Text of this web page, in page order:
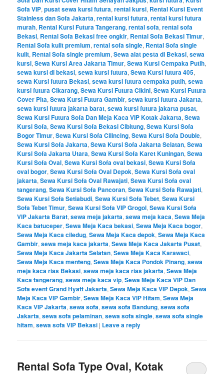
Sofa VIP,pusat sewa kursi futura,rental kursi, Rental Kursi Event
Stainless dan Sofa Jakarta,rental kursi futura,rental kursi futura
murah, Rental Kursi Futura Tangerang,rental sofa,rental sofa
Bekasi, Rental Sofa Bekasi free ongkir, Rental Sofa Bekasi Timur,
Rental Sofa kulit premium,rental sofa single, Rental Sofa single
kulit, Rental Sofa single premium,Sewa alat pesta di Bekasi,sewa
kursi,Sewa Kursi Area Jakarta Timur,Sewa Kursi Cempaka Putih,
sewa kursi di bekasi,sewa kursi futura,Sewa Kursi futura 405,
sewa Kursi futura Bekasi,sewa kursi futura cempaka putih,sewa
kursi futura Cikarang,Sewa Kursi Futura Cikini,Sewa Kursi Futura
Cover Pita,Sewa Kursi Futura Gambir,sewa kursi futura Jakarta,
sewa kursi futura jakarta barat,sewa kursi futura jakarta pusat,
Sewa Kursi Futura Sofa Dan Meja Kaca VIP Kotak Jakarta,Sewa
Kursi Sofa,Sewa Kursi Sofa Bekasi Cibitung,Sewa Kursi Sofa
Bogor Timur,Sewa Kursi Sofa Cilincing,Sewa Kursi Sofa Double,
Sewa Kursi Sofa Jakarta,Sewa Kursi Sofa Jakarta Selatan,Sewa
Kursi Sofa Jakarta Utara,Sewa Kursi Sofa Karet Kuningan,Sewa
Kursi Sofa Oval,Sewa Kursi Sofa oval bekasi,Sewa Kursi Sofa
oval bogor,Sewa Kursi Sofa Oval Depok,Sewa Kursi Sofa oval
jakarta,Sewa Kursi Sofa Oval Rawajati,Sewa Kursi Sofa oval
tangerang,Sewa Kursi Sofa Pancoran,Sewa Kursi Sofa Rawajati,
Sewa Kursi Sofa Setiabudi,Sewa Kursi Sofa Tebet,Sewa Kursi
Sofa Tebet Timur,Sewa Kursi Sofa VIP Grogol,Sewa Kursi Sofa
VIP Jakarta Barat,sewa meja jakarta,sewa meja kaca,Sewa Meja
Kaca batuceper,Sewa Meja Kaca bekasi,Sewa Meja Kaca bogor,
Sewa Meja Kaca ciledug,Sewa Meja Kaca depok,Sewa Meja Kaca
Gambir,sewa meja kaca jakarta,Sewa Meja Kaca Jakarta Pusat,
Sewa Meja Kaca Jakarta Selatan,Sewa Meja Kaca Karawaci,
Sewa Meja Kaca menteng,Sewa Meja Kaca Pondok Pinang,sewa
meja kaca rias Bekasi,sewa meja kaca rias jakarta,Sewa Meja
Kaca tangerang,sewa meja kaca vip,Sewa Meja Kaca VIP Dan
Sofa event Grand Hyatt Jakarta,Sewa Meja Kaca VIP Depok,Sewa
Meja Kaca VIP Gambir,Sewa Meja Kaca VIP Hitam,Sewa Meja
Kaca VIP Jakarta,sewa sofa,sewa sofa Bandung,sewa sofa
Jakarta,sewa sofa pelaminan,sewa sofa single,sewa sofa single
hitam,sewa sofa VIP Bekasi | Leave a reply
Rental Sofa Type Oval, Kotak